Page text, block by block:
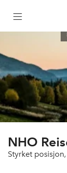
NHO
Styrket
NHO
Vårt